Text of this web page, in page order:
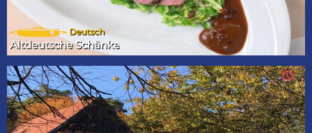
Deutsch
Altdeutsche Schänke